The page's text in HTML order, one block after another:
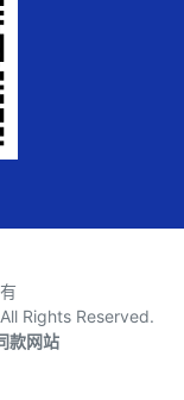
Rights Reserved.
款网站